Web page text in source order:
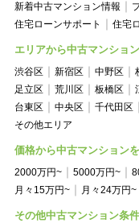
新着中古マンション情報
住宅ローンサポート
住宅
エリアから中古マンショ
渋谷区 新宿区 中野区
足立区
荒川区 板橋区
台東区
中央区 千代田区
その他エリア
価格から中古マンション
2000万円~ 5000万円~
月々15万円~
月々24万円~
その他中古マンション条